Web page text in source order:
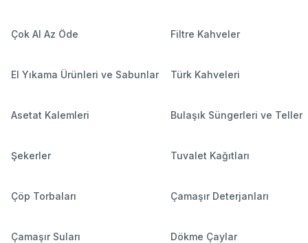
Çok Al Az Öde Filtre Kahveler
El Yıkama Ürünleri ve Sabunlar Türk Kahveleri
Asetat Kalemleri Bulaşık Süngerleri ve Teller
Şekerler Tuvalet Kağıtları
Çöp Torbaları Çamaşır Deterjanları
Çamaşır Suları Dökme Çaylar